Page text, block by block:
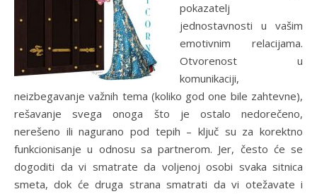
pokazatelj
jednostavnosti u vašim
emotivnim relacijama.
Otvorenost u
komunikaciji,
neizbegavanje važnih tema (koliko god one bile zahtevne),
rešavanje svega onoga što je ostalo nedorečeno,
nerešeno ili nagurano pod tepih – ključ su za korektno
funkcionisanje u odnosu sa partnerom. Jer, često će se
dogoditi da vi smatrate da voljenoj osobi svaka sitnica
smeta, dok će druga strana smatrati da vi otežavate i